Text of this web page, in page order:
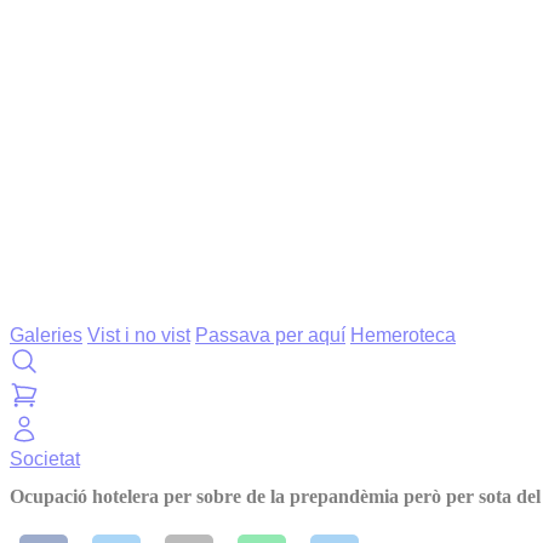
Galeries Vist i no vist Passava per aquí Hemeroteca
Societat
Ocupació hotelera per sobre de la prepandèmia però per sota del